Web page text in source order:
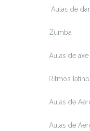
Aulas de
Zumba
Aulas de axé
Ritmos
Aulas de
Aulas de